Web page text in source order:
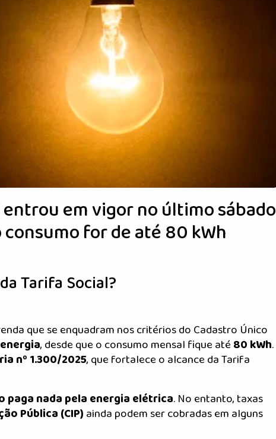
em vigor no último sábado
for de até 80 kWh
Tarifa Social?
que se enquadram nos critérios do Cadastro Único
, desde que o consumo mensal fique até80 kWh.
nº 1.300/2025, que fortalece o alcance da Tarifa
paga nada pela energia elétrica. No entanto, taxas
Pública (CIP)ainda podem ser cobradas em alguns